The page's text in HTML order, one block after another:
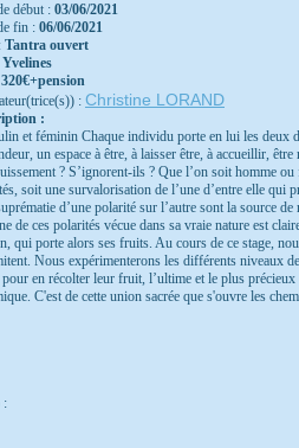
début : 03/06/2021
fin : 06/06/2021
Tantra ouvert
Yvelines
320€+pension
: Christine LORAND
:
et féminin Chaque individu porte en lui les deux
un espace à être, à laisser être, à accueillir,
? S’ignorent-ils ? Que l’on soit homme
soit une survalorisation de l’une d’entre elle qui
d’une polarité sur l’autre sont la source
de ces polarités vécue dans sa vraie nature est
qui porte alors ses fruits. Au cours de ce stage,
Nous expérimenterons les différents niveaux
en récolter leur fruit, l’ultime et le plus
C'est de cette union sacrée que s'ouvre les
: